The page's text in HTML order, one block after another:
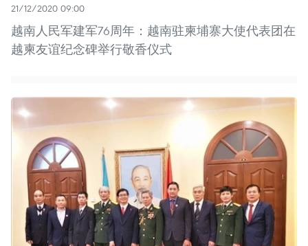
21/12/2020 09:00
越南人民军建军76周年：越南驻柬埔寨大使代表团在
越柬友谊纪念碑举行敬香仪式